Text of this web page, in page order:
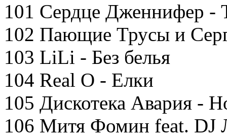
101 Сердце Дженнифер -
102 Пающие Трусы и
103 LiLi - Без белья
104 Real O - Елки
105 Дискотека Авария -
106 Митя Фомин feat. DJ